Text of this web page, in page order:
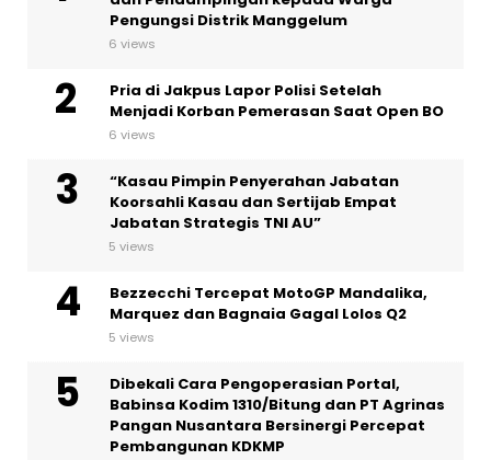
Pengungsi Distrik Manggelum
6 views
Pria di Jakpus Lapor Polisi Setelah
Menjadi Korban Pemerasan Saat Open BO
6 views
“Kasau Pimpin Penyerahan Jabatan
Koorsahli Kasau dan Sertijab Empat
Jabatan Strategis TNI AU”
5 views
Bezzecchi Tercepat MotoGP Mandalika,
Marquez dan Bagnaia Gagal Lolos Q2
5 views
Dibekali Cara Pengoperasian Portal,
Babinsa Kodim 1310/Bitung dan PT Agrinas
Pangan Nusantara Bersinergi Percepat
Pembangunan KDKMP